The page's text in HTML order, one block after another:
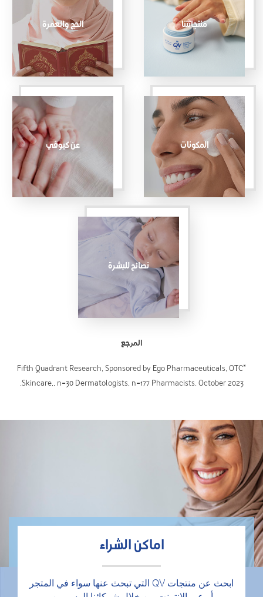
منتجاتتنا الحج والعمرة
المكونات عن كيوڤي
نصائح للبشرة
المرجع
*Fifth Quadrant Research, Sponsored by Ego Pharmaceuticals, OTC
Skincare,, n=30 Dermatologists, n=177 Pharmacists. October 2023.
اماكن الشراء
ابحث عن منتجات QV التي تبحث عنها سواء في المتجر